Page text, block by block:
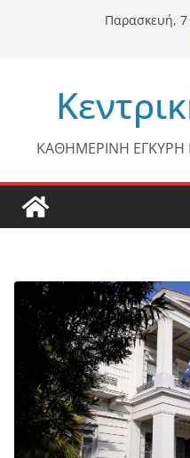
Παρασκευή,
ΚΑΘΗΜΕΡΙΝΗ ΕΓΚΥΡΗ